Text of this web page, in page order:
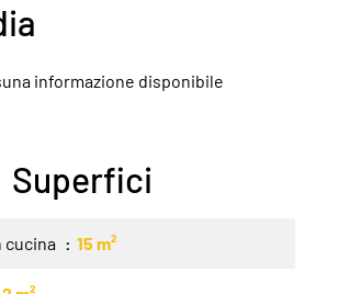
informazione disponibile
Superfici
cucina 15 m²